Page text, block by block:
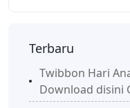
Terbaru
Twibbon Hari
Download disini